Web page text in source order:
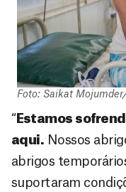
Foto: Saikat
“ Estamos
aqui. Nossos
abrigos
suportaram